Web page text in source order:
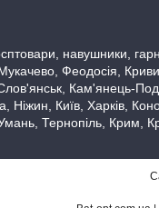
навушники,
Феодосія,
Кам'янець-
Ніжин, Київ, Харків,
Тернопіль, Крим,